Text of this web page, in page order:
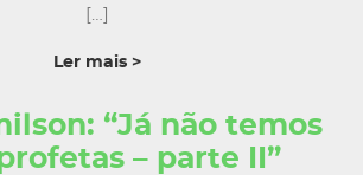
[…]
Ler mais >
“Já não temos
– parte II”